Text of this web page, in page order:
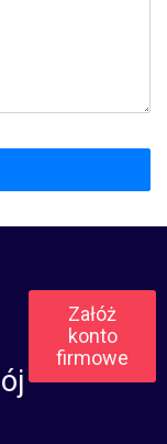
Załóż
konto
firmowe